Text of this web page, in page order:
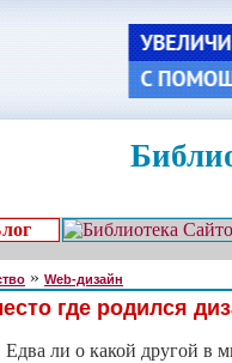
» Web-дизайн
где родился
Едва ли о какой другой в